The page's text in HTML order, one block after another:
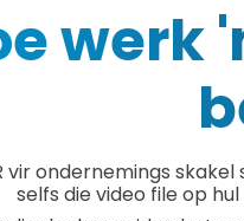
werk
vir ondernemings
selfs die video file op